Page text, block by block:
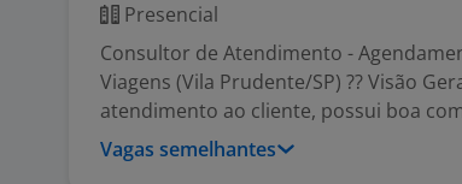
Presencial
Consultor de Atendimento -
Viagens (Vila Prudente/SP) ?? Visão
atendimento ao cliente, possui boa
Vagas semelhantes